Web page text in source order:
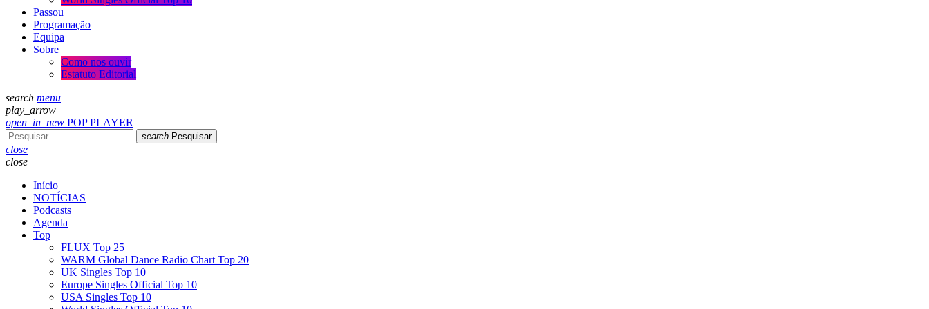
Passou
Programação
Equipa
Sobre
Como nos ouvir
Estatuto Editorial
search menu
play_arrow
open_in_new POP PLAYER
search Pesquisar
close
close
Início
NOTÍCIAS
Podcasts
Agenda
Top
FLUX Top 25
WARM Global Dance Radio Chart Top 20
UK Singles Top 10
Europe Singles Official Top 10
USA Singles Top 10